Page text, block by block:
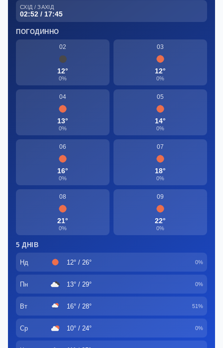
СХІД / ЗАХІД
02:52 / 17:45
ПОГОДИННО
02
12°
0%
03
12°
0%
04
13°
0%
05
14°
0%
06
16°
0%
07
18°
0%
08
21°
0%
09
22°
0%
5 ДНІВ
Нд 12° / 26° 0%
Пн 13° / 29° 0%
Вт 16° / 28° 51%
Ср 10° / 24° 0%